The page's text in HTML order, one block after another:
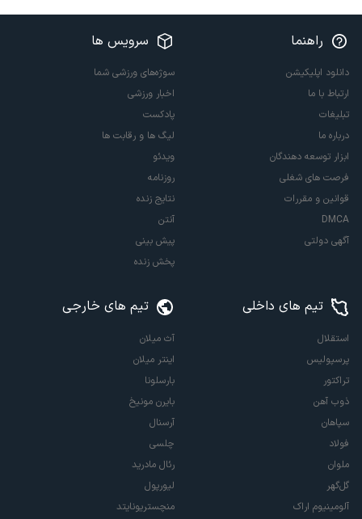
راهنما
دانلود اپلیکیشن
ارتباط با ما
تبلیغات
درباره ما
ابزار توسعه دهندگان
فرصت های شغلی
قوانین و مقررات
DMCA
آگهی دولتی
سرویس ها
سوژه‌های ورزشی شما
اخبار ورزشی
پادکست
لیگ ها و رقابت ها
ویدئو
روزنامه
نتایج زنده
آنتن
پیش بینی
پخش زنده
تیم های داخلی
استقلال
پرسپولیس
تراکتور
ذوب آهن
سپاهان
فولاد
ملوان
گل‌گهر
آلومینیوم اراک
تیم های خارجی
آث میلان
اینتر میلان
بارسلونا
بایرن مونیخ
آرسنال
چلسی
رئال مادرید
لیورپول
منچستریونایتد